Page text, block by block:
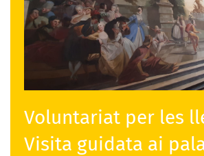
Voluntariat per les
Visita guidata ai